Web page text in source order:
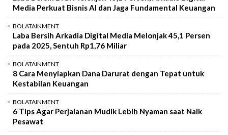
Media Perkuat Bisnis AI dan Jaga Fundamental Keuangan
BOLATAINMENT
Laba Bersih Arkadia Digital Media Melonjak 45,1 Persen
pada 2025, Sentuh Rp1,76 Miliar
BOLATAINMENT
8 Cara Menyiapkan Dana Darurat dengan Tepat untuk
Kestabilan Keuangan
BOLATAINMENT
6 Tips Agar Perjalanan Mudik Lebih Nyaman saat Naik
Pesawat